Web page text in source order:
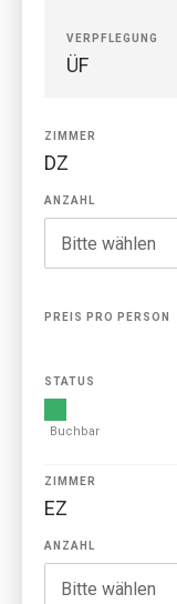
VERPFLEGUNG
ÜF
ZIMMER
DZ
ANZAHL
PREIS PRO PERSON
STATUS
Buchbar
ZIMMER
EZ
ANZAHL